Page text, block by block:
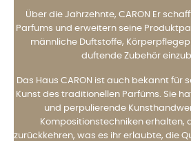
Über die Jahrzehnte, CARON Er
Parfums und erweitern seine
männliche Duftstoffe,
duftende Zubehör
Das Haus CARON ist auch bekannt für
Kunst des traditionellen Parfüms. Sie
und perpulierende
Kompositionstechniken erhalten,
zurückkehren, was es ihr erlaubte, die